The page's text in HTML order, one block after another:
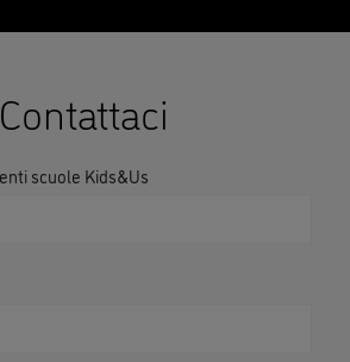
Contattaci
scuole Kids&Us